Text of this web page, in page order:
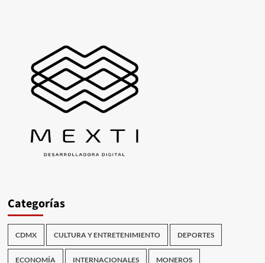
Categorías
CDMX CULTURA Y ENTRETENIMIENTO DEPORTES
ECONOMÍA INTERNACIONALES MONEROS